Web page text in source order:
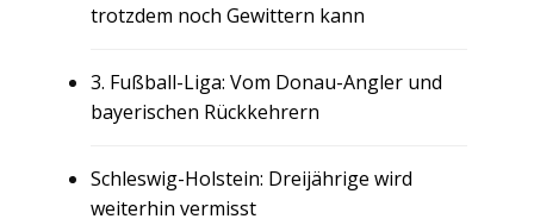
trotzdem noch Gewittern kann
3. Fußball-Liga: Vom Donau-Angler und
bayerischen Rückkehrern
Schleswig-Holstein: Dreijährige wird
weiterhin vermisst